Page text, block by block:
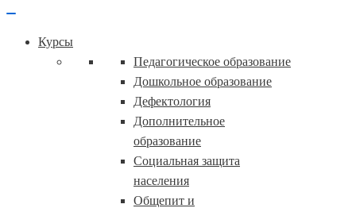
Скрыть
Курсы
Педагогическое образование
Дошкольное образование
Дефектология
Дополнительное
образование
Социальная защита
населения
Общепит и